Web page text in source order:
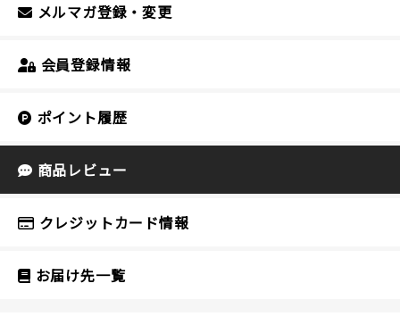
メルマガ登録・変更
会員登録情報
ポイント履歴
商品レビュー
クレジットカード情報
お届け先一覧